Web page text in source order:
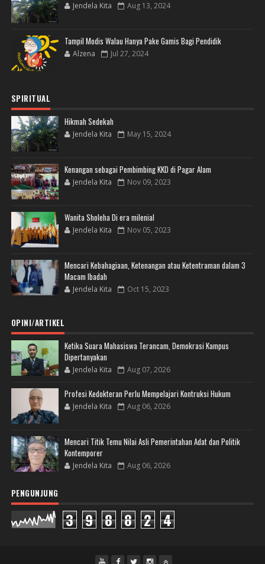
Jendela Kita Aug 13, 2024
Tampil Modis Walau Hanya Pake Gamis Bagi Pendidik
Alzena Jul 27, 2024
SPIRITUAL
Hikmah Sedekah
Jendela Kita May 15, 2024
Kenangan sebagai Pembimbing KKD di Pagar Alam
Jendela Kita Nov 09, 2023
Wanita Sholeha Di era milenial
Jendela Kita Nov 05, 2023
Mencari Kebahagiaan, Ketenangan atau Ketentraman dalam 3
Macam Ibadah
Jendela Kita Oct 15, 2023
OPINI/ARTIKEL
Ketika Suara Mahasiswa Terancam, Demokrasi Kampus
Dipertanyakan
Jendela Kita Aug 07, 2026
Profesi Kedokteran Perlu Mempelajari Kontruksi Hukum
Jendela Kita Aug 06, 2026
Mencari Titik Temu Nilai Asli Pemerintahan Adat dan Politik
Kontemporer
Jendela Kita Aug 06, 2026
PENGUNJUNG
3 9 8 8 2 4